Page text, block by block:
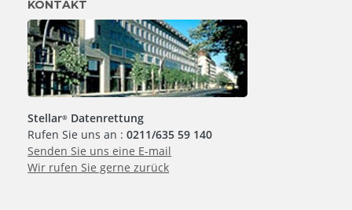
KONTAKT
Stellar® Datenrettung
Rufen Sie uns an :0211/635 59 140
Senden Sie uns eine E-mail
Wir rufen Sie gerne zurück